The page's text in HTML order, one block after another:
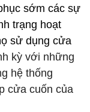
sớm các sự
trạng hoạt
sử dụng cửa
kỳ với những
hệ thống
cửa cuốn của